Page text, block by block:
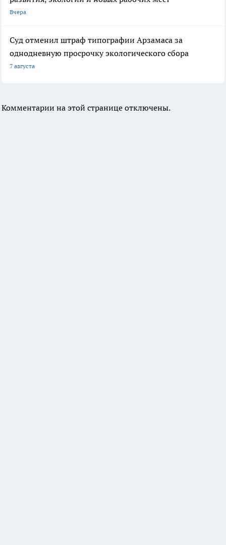
Вчера
Суд отменил штраф типографии Арзамаса за
однодневную просрочку экологического сбора
7 августа
Комментарии на этой странице отключены.